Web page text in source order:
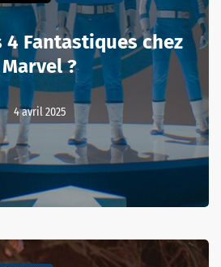
Fantastiques chez
Marvel ?
4 avril 2025